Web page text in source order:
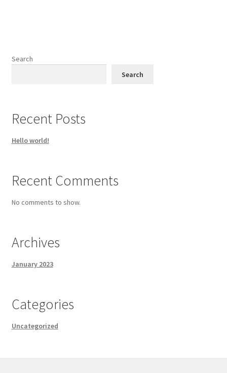
Search
Search
Recent Posts
Hello world!
Recent Comments
No comments to show.
Archives
January 2023
Categories
Uncategorized